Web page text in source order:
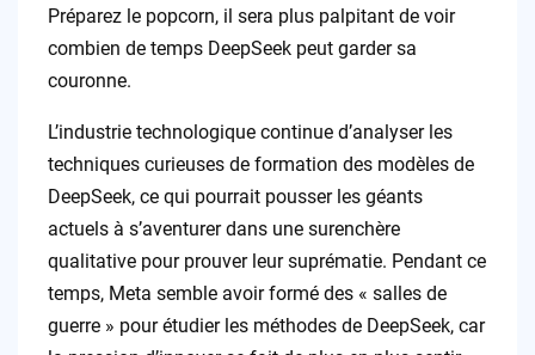
Préparez le popcorn, il sera plus palpitant de voir
combien de temps DeepSeek peut garder sa
couronne.
L’industrie technologique continue d’analyser les
techniques curieuses de formation des modèles de
DeepSeek, ce qui pourrait pousser les géants
actuels à s’aventurer dans une surenchère
qualitative pour prouver leur suprématie. Pendant ce
temps, Meta semble avoir formé des « salles de
guerre » pour étudier les méthodes de DeepSeek, car